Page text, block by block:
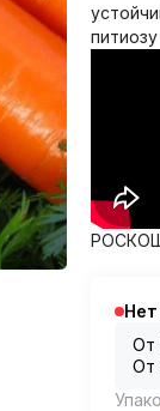
От
От